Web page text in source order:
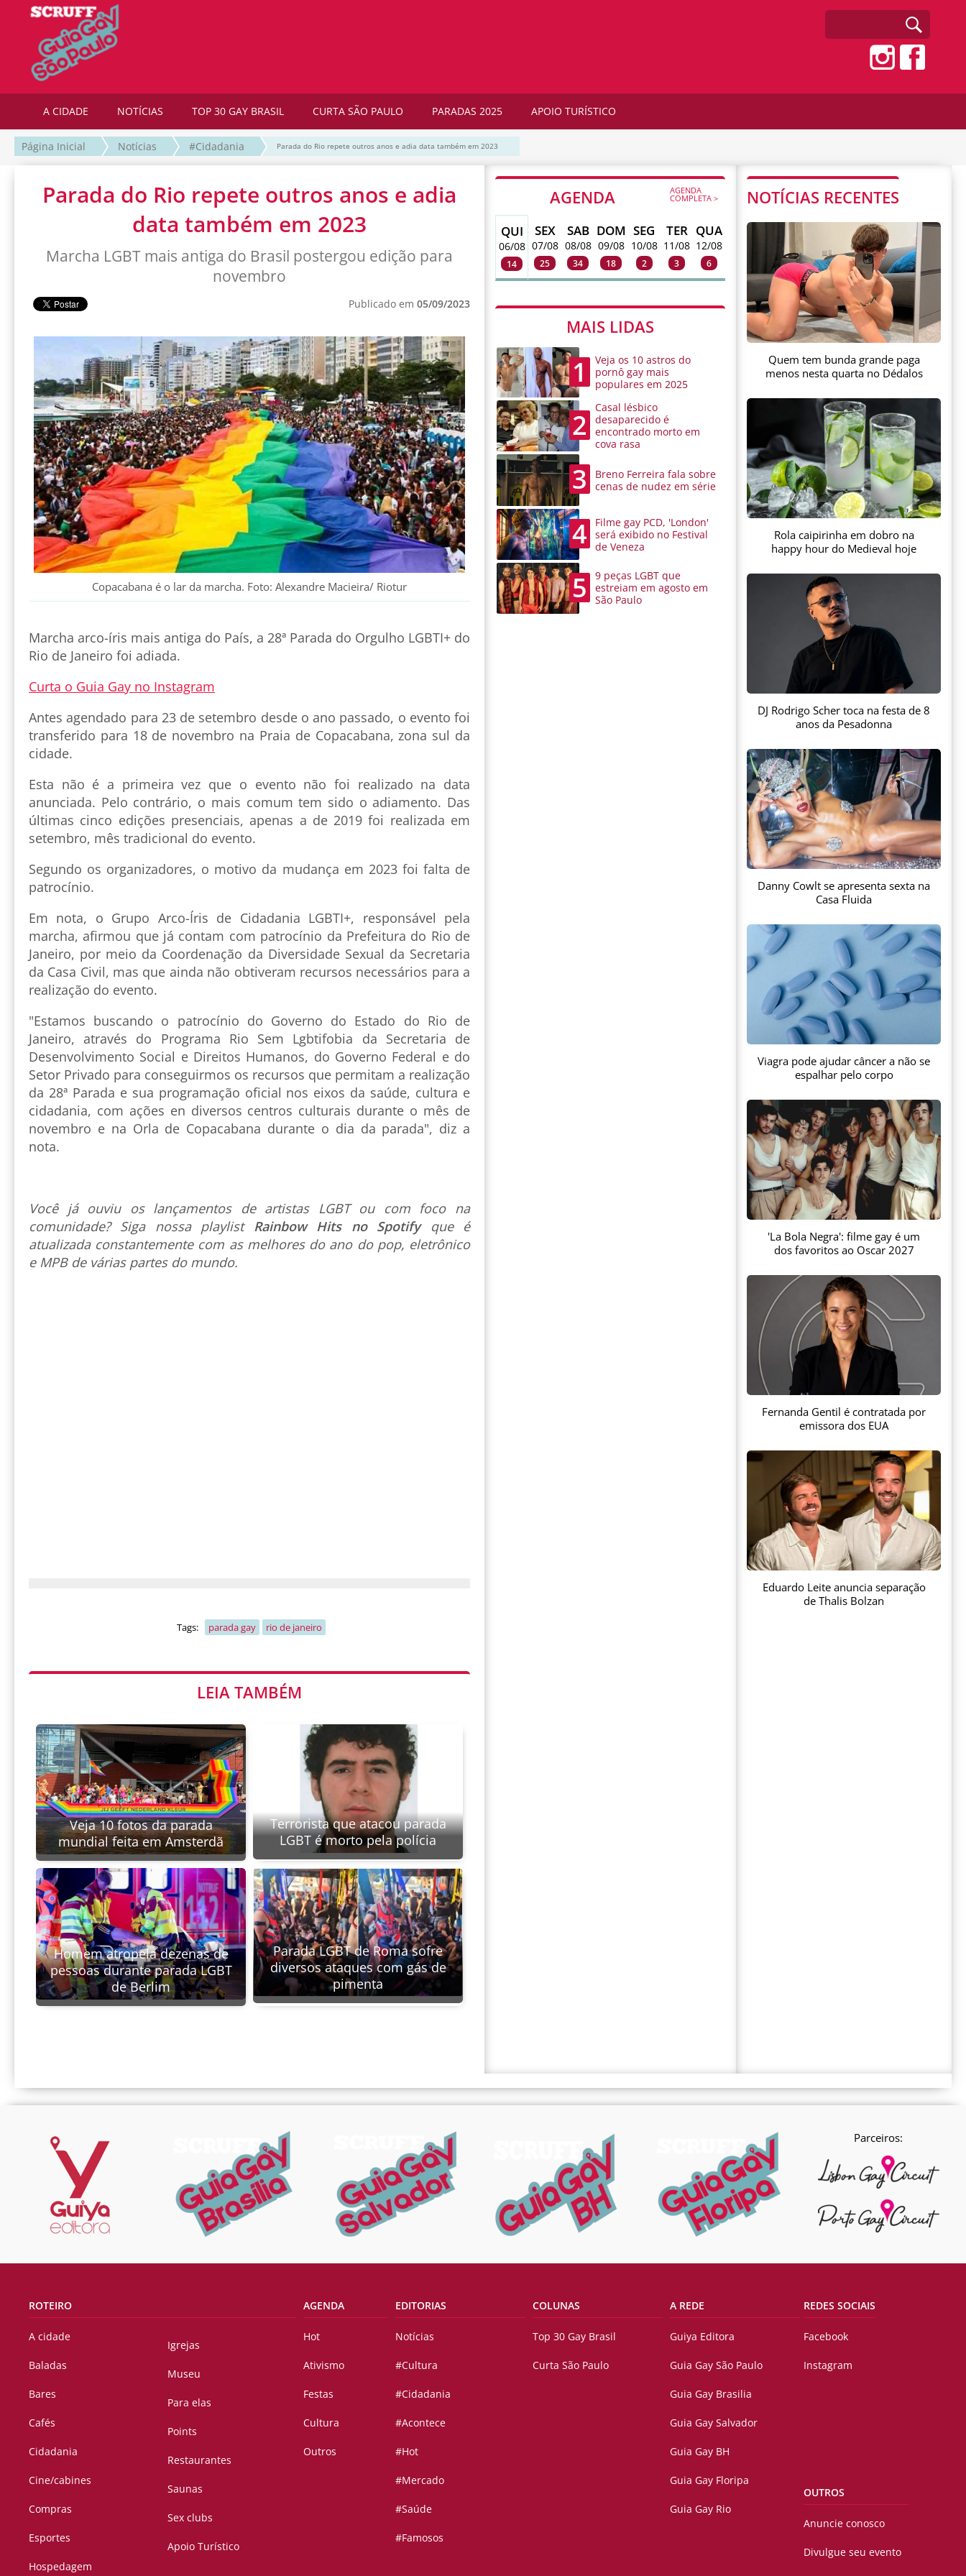
A CIDADE NOTÍCIAS TOP 30 GAY BRASIL CURTA SÃO PAULO PARADAS 2025 APOIO TURÍSTICO
Página Inicial Notícias #Cidadania Parada do Rio repete outros anos e adia data também em 2023
Parada do Rio repete outros anos e adia
data também em 2023
Marcha LGBT mais antiga do Brasil postergou edição para
novembro
Publicado em 05/09/2023
Copacabana é o lar da marcha. Foto: Alexandre Macieira/ Riotur
Marcha arco-íris mais antiga do País, a 28ª Parada do Orgulho LGBTI+ do
Rio de Janeiro foi adiada.
Curta o Guia Gay no Instagram
Antes agendado para 23 de setembro desde o ano passado, o evento foi
transferido para 18 de novembro na Praia de Copacabana, zona sul da
cidade.
Esta não é a primeira vez que o evento não foi realizado na data
anunciada. Pelo contrário, o mais comum tem sido o adiamento. Das
últimas cinco edições presenciais, apenas a de 2019 foi realizada em
setembro, mês tradicional do evento.
Segundo os organizadores, o motivo da mudança em 2023 foi falta de
patrocínio.
Em nota, o Grupo Arco-Íris de Cidadania LGBTI+, responsável pela
marcha, afirmou que já contam com patrocínio da Prefeitura do Rio de
Janeiro, por meio da Coordenação da Diversidade Sexual da Secretaria
da Casa Civil, mas que ainda não obtiveram recursos necessários para a
realização do evento.
"Estamos buscando o patrocínio do Governo do Estado do Rio de
Janeiro, através do Programa Rio Sem Lgbtifobia da Secretaria de
Desenvolvimento Social e Direitos Humanos, do Governo Federal e do
Setor Privado para conseguirmos os recursos que permitam a realização
da 28ª Parada e sua programação oficial nos eixos da saúde, cultura e
cidadania, com ações en diversos centros culturais durante o mês de
novembro e na Orla de Copacabana durante o dia da parada", diz a
nota.
Você já ouviu os lançamentos de artistas LGBT ou com foco na
comunidade? Siga nossa playlist Rainbow Hits no Spotify que é
atualizada constantemente com as melhores do ano do pop, eletrônico
e MPB de várias partes do mundo.
Tags: parada gay rio de janeiro
LEIA TAMBÉM
Veja 10 fotos da parada
mundial feita em Amsterdã
Terrorista que atacou parada
LGBT é morto pela polícia
Homem atropela dezenas de
pessoas durante parada LGBT
de Berlim
Parada LGBT de Roma sofre
diversos ataques com gás de
pimenta
AGENDA AGENDA
COMPLETA >
QUI
06/08
14
SEX
07/08
25
SAB
08/08
34
DOM
09/08
18
SEG
10/08
2
TER
11/08
3
QUA
12/08
6
MAIS LIDAS
1
Veja os 10 astros do
pornô gay mais
populares em 2025
2
Casal lésbico
desaparecido é
encontrado morto em
cova rasa
3
Breno Ferreira fala sobre
cenas de nudez em série
4
Filme gay PCD, 'London'
será exibido no Festival
de Veneza
5
9 peças LGBT que
estreiam em agosto em
São Paulo
NOTÍCIAS RECENTES
Quem tem bunda grande paga
menos nesta quarta no Dédalos
Rola caipirinha em dobro na
happy hour do Medieval hoje
DJ Rodrigo Scher toca na festa de 8
anos da Pesadonna
Danny Cowlt se apresenta sexta na
Casa Fluida
Viagra pode ajudar câncer a não se
espalhar pelo corpo
'La Bola Negra': filme gay é um
dos favoritos ao Oscar 2027
Fernanda Gentil é contratada por
emissora dos EUA
Eduardo Leite anuncia separação
de Thalis Bolzan
Parceiros:
ROTEIRO
A cidade
Baladas
Bares
Cafés
Cidadania
Cine/cabines
Compras
Esportes
Hospedagem
Igrejas
Museu
Para elas
Points
Restaurantes
Saunas
Sex clubs
Apoio Turístico
AGENDA
Hot
Ativismo
Festas
Cultura
Outros
EDITORIAS
Notícias
#Cultura
#Cidadania
#Acontece
#Hot
#Mercado
#Saúde
#Famosos
COLUNAS
Top 30 Gay Brasil
Curta São Paulo
A REDE
Guiya Editora
Guia Gay São Paulo
Guia Gay Brasilia
Guia Gay Salvador
Guia Gay BH
Guia Gay Floripa
Guia Gay Rio
REDES SOCIAIS
Facebook
Instagram
OUTROS
Anuncie conosco
Divulgue seu evento